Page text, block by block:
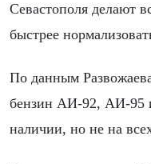
Севастополя делают
быстрее
По данным
бензин АИ-92, АИ-95
наличии, но не на